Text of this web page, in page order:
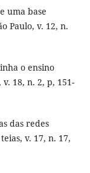
uma base
Paulo, v. 12, n.
o ensino
18, n. 2, p, 151-
das redes
v. 17, n. 17,